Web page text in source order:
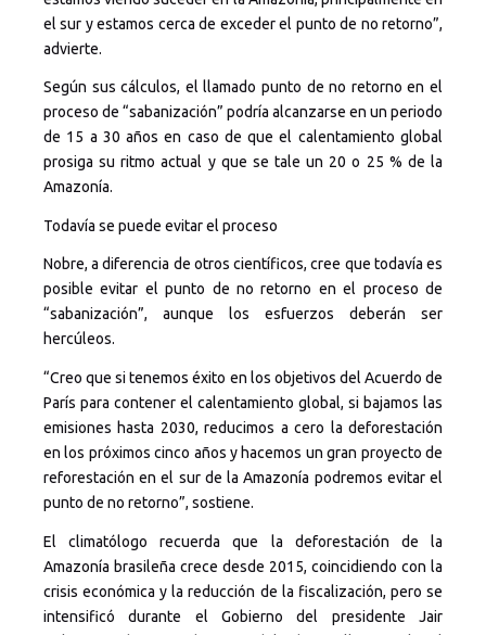
el sur y estamos cerca de exceder el punto de no retorno”,
advierte.
Según sus cálculos, el llamado punto de no retorno en el
proceso de “sabanización” podría alcanzarse en un periodo
de 15 a 30 años en caso de que el calentamiento global
prosiga su ritmo actual y que se tale un 20 o 25 % de la
Amazonía.
Todavía se puede evitar el proceso
Nobre, a diferencia de otros científicos, cree que todavía es
posible evitar el punto de no retorno en el proceso de
“sabanización”, aunque los esfuerzos deberán ser
hercúleos.
“Creo que si tenemos éxito en los objetivos del Acuerdo de
París para contener el calentamiento global, si bajamos las
emisiones hasta 2030, reducimos a cero la deforestación
en los próximos cinco años y hacemos un gran proyecto de
reforestación en el sur de la Amazonía podremos evitar el
punto de no retorno”, sostiene.
El climatólogo recuerda que la deforestación de la
Amazonía brasileña crece desde 2015, coincidiendo con la
crisis económica y la reducción de la fiscalización, pero se
intensificó durante el Gobierno del presidente Jair